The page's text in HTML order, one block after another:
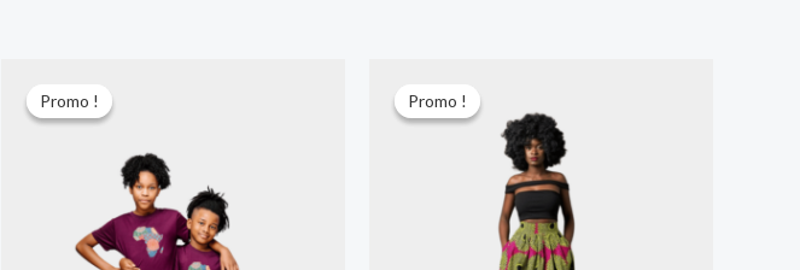
Promo !
Promo !
initial
5.000 CFA.3.500 CFA.
Promo !
Promo !
initial
était :
10.000 CFA.
actuel
est :
7.000 CFA.